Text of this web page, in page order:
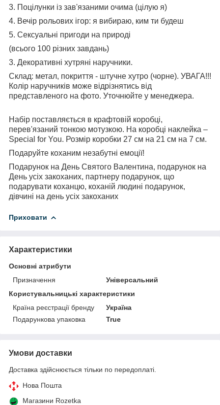
3. Поцілунки із зав'язаними очима (цілую я)
4. Вечір рольових ігор: я вибираю, ким ти будеш
5. Сексуальні пригоди на природі
(всього 100 різних завдань)
3. Декоративні хутряні наручники.
Склад: метал, покриття - штучне хутро (чорне). УВАГА!!!
Колір наручників може відрізнятись від
представленого на фото. Уточнюйте у менеджера.
Набір поставляється в крафтовій коробці,
перев'язаний тонкою мотузкою. На коробці наклейка –
Special for You. Розмір коробки 27 см на 21 см на 7 см.
Подаруйте коханим незабутні емоції!
Подарунок на День Святого Валентина, подарунок на
День усіх закоханих, партнеру подарунок, що
подарувати коханцю, коханій людині подарунок,
дівчині на день усіх закоханих
Приховати
Характеристики
Основні атрибути
Призначення
Універсальний
Користувальницькі характеристики
Країна реєстрації бренду
Україна
Подарункова упаковка
True
Умови доставки
Доставка здійснюється тільки по передоплаті.
Нова Пошта
Магазини Rozetka